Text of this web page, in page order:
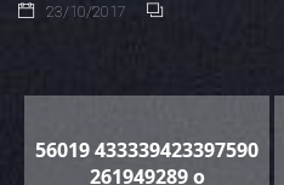
23/10/2017
56019 433339423397590
261949289 o